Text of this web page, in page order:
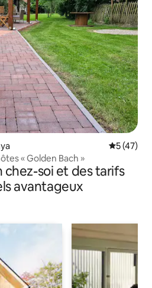
5 (47)
« Golden Bach »
soi et des tarifs
avantageux